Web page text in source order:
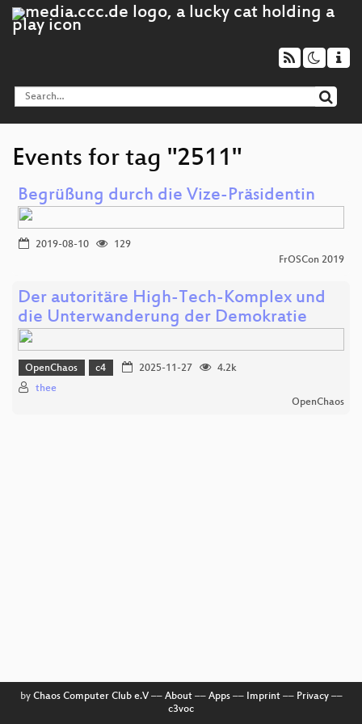
Events for tag "2511"
Begrüßung durch die Vize-Präsidentin
2019-08-10
129
FrOSCon 2019
Der autoritäre High-Tech-Komplex und
die Unterwanderung der Demokratie
OpenChaos c4 2025-11-27
4.2k
thee
OpenChaos
by Chaos Computer Club e.V–– About–– Apps–– Imprint–– Privacy––
c3voc